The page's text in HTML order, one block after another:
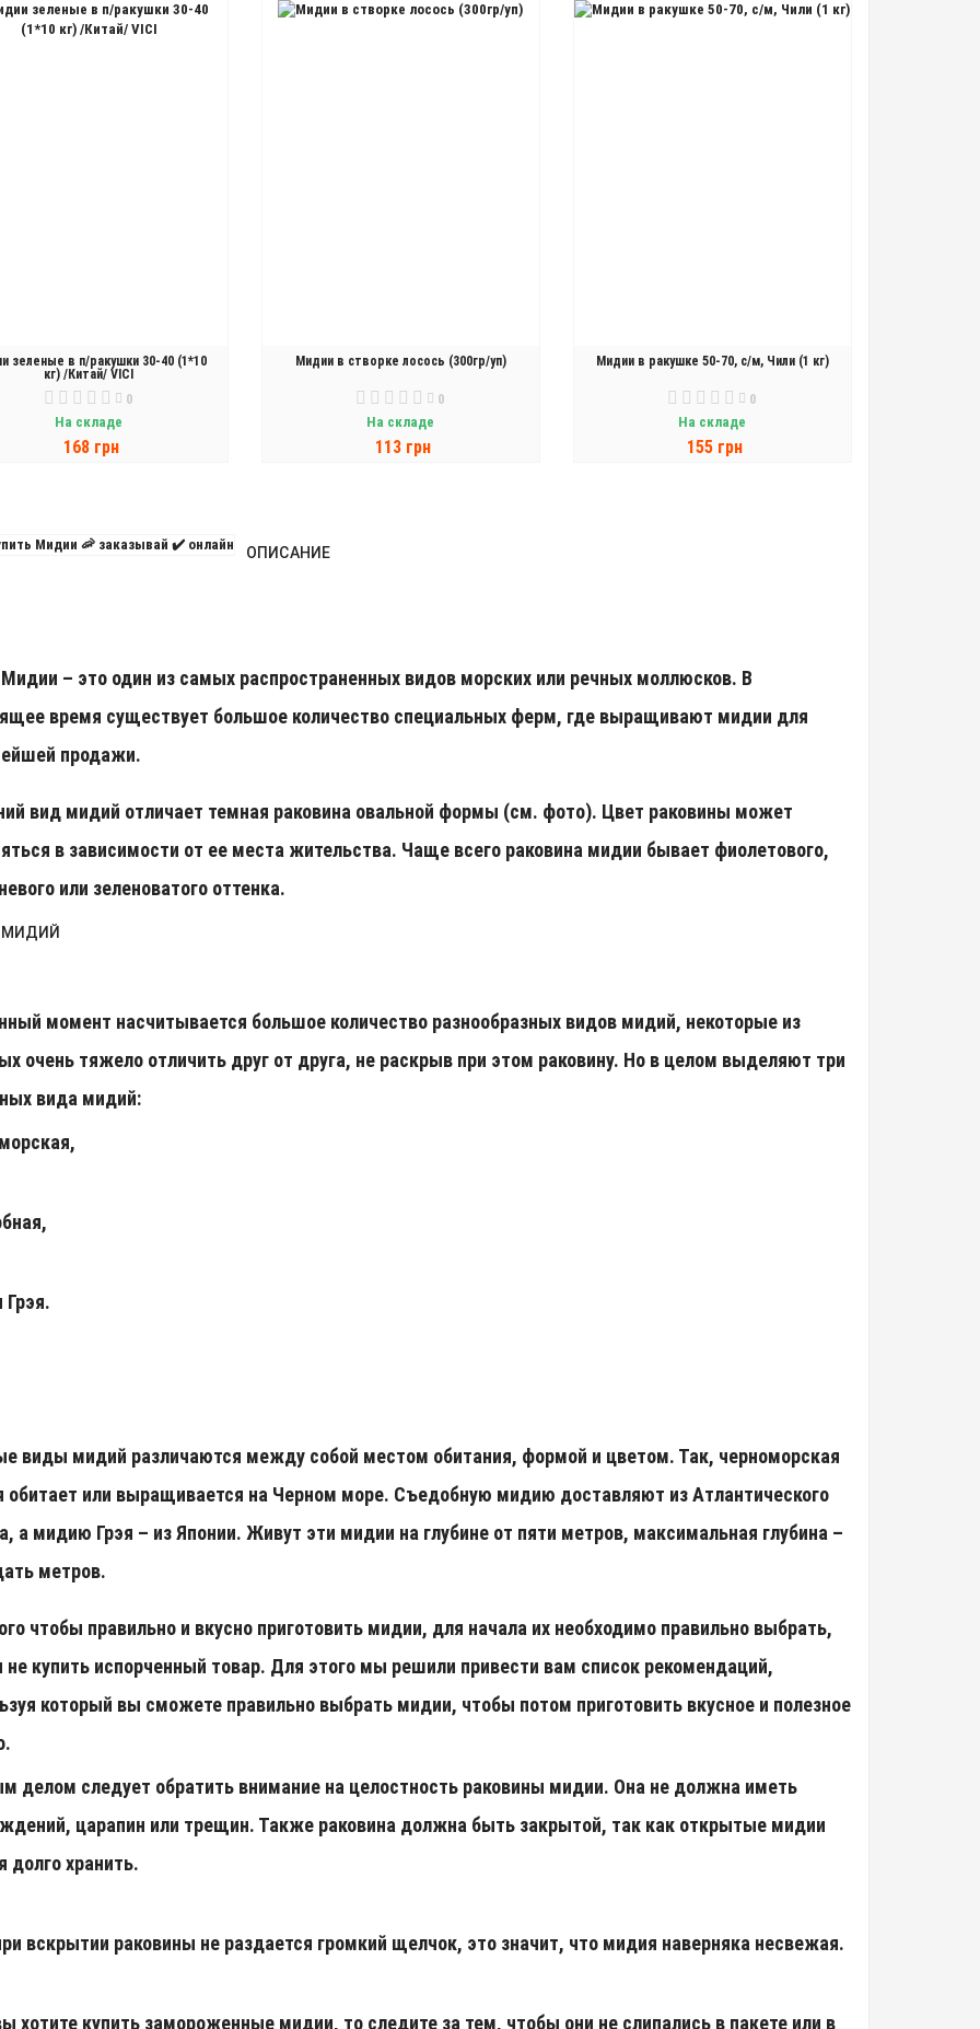
В КОРЗИНУ В КОРЗИНУ В КОРЗИНУ
зеленые в п/ракушки 30-40 (1*10
кг) /Китай/ VICI
0
На складе
168 грн
Мидии в створке лосось (300гр/уп)
0
На складе
113 грн
Мидии в ракушке 50-70, с/м, Чили (1 кг)
0
На складе
155 грн
ОПИСАНИЕ
Мидии – это один из самых распространенных видов морских или речных моллюсков. В
время существует большое количество специальных ферм, где выращивают мидии для
продажи.
вид мидий отличает темная раковина овальной формы (см. фото). Цвет раковины может
в зависимости от ее места жительства. Чаще всего раковина мидии бывает фиолетового,
или зеленоватого оттенка.
момент насчитывается большое количество разнообразных видов мидий, некоторые из
очень тяжело отличить друг от друга, не раскрыв при этом раковину. Но в целом выделяют три
вида мидий:
виды мидий различаются между собой местом обитания, формой и цветом. Так, черноморская
обитает или выращивается на Черном море. Съедобную мидию доставляют из Атлантического
а мидию Грэя – из Японии. Живут эти мидии на глубине от пяти метров, максимальная глубина –
метров.
чтобы правильно и вкусно приготовить мидии, для начала их необходимо правильно выбрать,
не купить испорченный товар. Для этого мы решили привести вам список рекомендаций,
который вы сможете правильно выбрать мидии, чтобы потом приготовить вкусное и полезное
делом следует обратить внимание на целостность раковины мидии. Она не должна иметь
царапин или трещин. Также раковина должна быть закрытой, так как открытые мидии
долго хранить.
вскрытии раковины не раздается громкий щелчок, это значит, что мидия наверняка несвежая.
хотите купить замороженные мидии, то следите за тем, чтобы они не слипались в пакете или в